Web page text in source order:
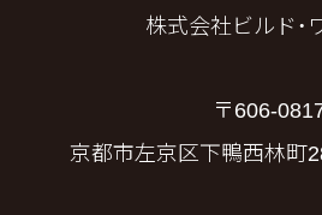
株式会社ビルド・
〒606-
京都市左京区下鴨西林町